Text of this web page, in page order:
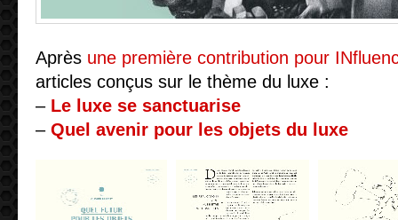
Après une première contribution pour
articles conçus sur le thème du luxe :
– Le luxe se sanctuarise
– Quel avenir pour les objets du luxe